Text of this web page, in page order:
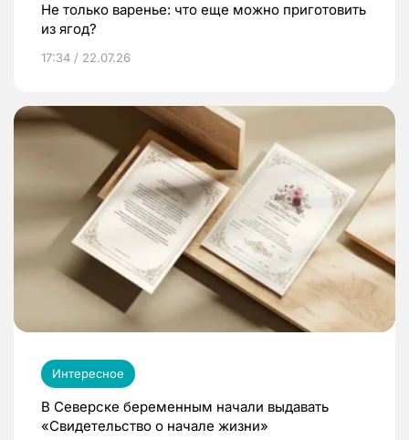
Не только варенье: что еще можно приготовить
из ягод?
17:34 / 22.07.26
Интересное
В Северске беременным начали выдавать
«Свидетельство о начале жизни»